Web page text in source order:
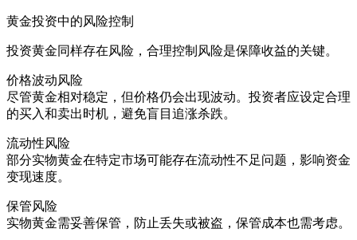
黄金投资中的风险控制
投资黄金同样存在风险，合理控制风险是保障收益的关键。
价格波动风险
尽管黄金相对稳定，但价格仍会出现波动。投资者应设定合理
的买入和卖出时机，避免盲目追涨杀跌。
流动性风险
部分实物黄金在特定市场可能存在流动性不足问题，影响资金
变现速度。
保管风险
实物黄金需妥善保管，防止丢失或被盗，保管成本也需考虑。